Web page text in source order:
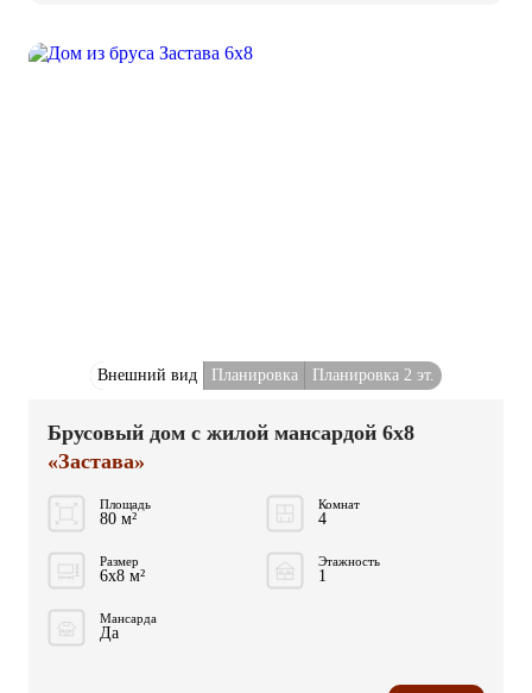
Внешний вид Планировка Планировка 2 эт.
Брусовый дом с жилой мансардой 6x8
«Застава»
Площадь
80 м²
Комнат
4
Размер
6x8 м²
Этажность
1
Мансарда
Да